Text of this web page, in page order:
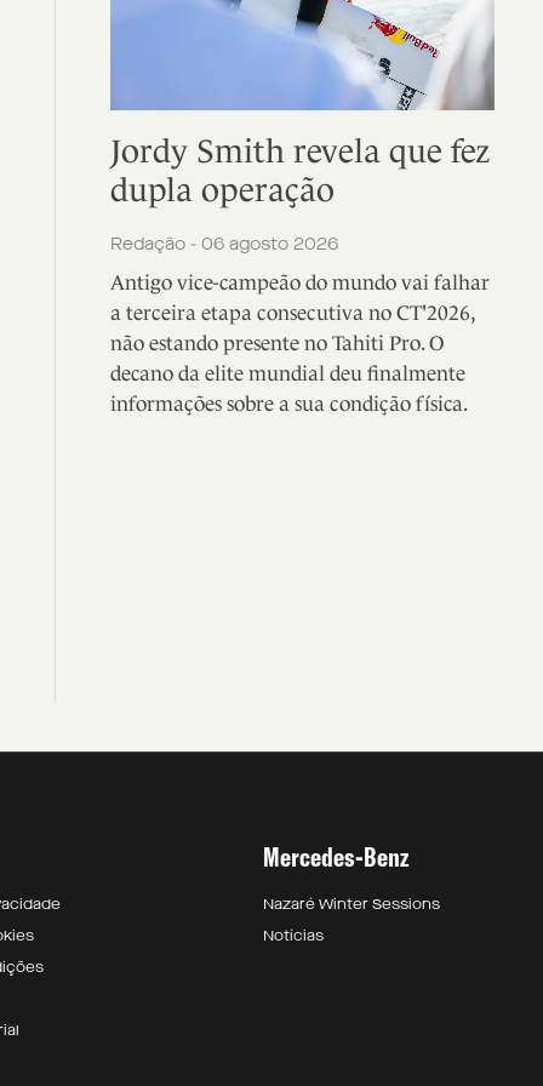
Jordy Smith revela que fez
dupla operação
Redação - 06 agosto 2026
Antigo vice-campeão do mundo vai falhar
a terceira etapa consecutiva no CT'2026,
não estando presente no Tahiti Pro. O
decano da elite mundial deu finalmente
informações sobre a sua condição física.
Mercedes-Benz
Nazaré Winter Sessions
Notícias